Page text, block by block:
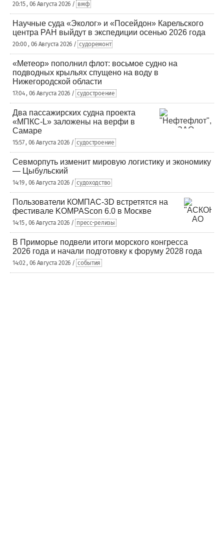
20:15 , 06 Августа 2026 / вмф
Научные суда «Эколог» и «Посейдон» Карельского
центра РАН выйдут в экспедиции осенью 2026 года
20:00 , 06 Августа 2026 / судоремонт
«Метеор» пополнил флот: восьмое судно на
подводных крыльях спущено на воду в
Нижегородской области
17:04 , 06 Августа 2026 / судостроение
Два пассажирских судна проекта
«МПКС-L» заложены на верфи в
Самаре
15:57 , 06 Августа 2026 / судостроение
Севморпуть изменит мировую логистику и экономику
— Цыбульский
14:19 , 06 Августа 2026 / судоходство
Пользователи КОМПАС-3D встретятся на
фестивале KOMPAScon 6.0 в Москве
14:15 , 06 Августа 2026 / пресс-релизы
В Приморье подвели итоги морского конгресса
2026 года и начали подготовку к форуму 2028 года
14:02 , 06 Августа 2026 / события